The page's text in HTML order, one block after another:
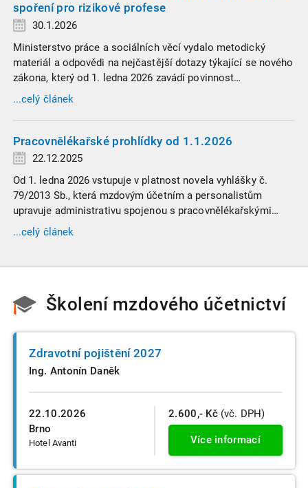
spoření pro rizikové profese
30.1.2026
Ministerstvo práce a sociálních věcí vydalo metodický
materiál a odpovědi na nejčastější dotazy týkající se nového
zákona, který od 1. ledna 2026 zavádí povinnost
zaměstnavatelů přispívat na spoření na stáří zaměstnancům
v náročných profesích.
...celý článek
Pracovnělékařské prohlídky od 1.1.2026
22.12.2025
Od 1. ledna 2026 vstupuje v platnost novela vyhlášky č.
79/2013 Sb., která mzdovým účetním a personalistům
upravuje administrativu spojenou s pracovnělékařskými
prohlídkami. Vybrali jsme tři zásadní změny, které ovlivní
vaši každodenní praxi, a stručný přehled ostatních novinek.
...celý článek
Školení mzdového účetnictví
22.10.2026
Brno
Hotel Avanti
Zdravotní pojištění 2027
Ing. Antonín Daněk
2.600,- Kč (vč. DPH)
Více informací